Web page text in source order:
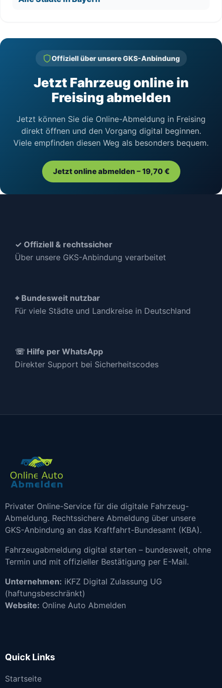
Offiziell über unsere GKS-Anbindung
Jetzt Fahrzeug online in
Freising abmelden
Jetzt können Sie die Online-Abmeldung in Freising
direkt öffnen und den Vorgang digital beginnen.
Viele empfinden diesen Weg als besonders bequem.
Jetzt online abmelden – 19,70 €
✓ Offiziell & rechtssicher
Über unsere GKS-Anbindung verarbeitet
⌖ Bundesweit nutzbar
Für viele Städte und Landkreise in Deutschland
☏ Hilfe per WhatsApp
Direkter Support bei Sicherheitscodes
Privater Online-Service für die digitale Fahrzeug-
Abmeldung. Rechtssichere Abmeldung über unsere
GKS-Anbindung an das Kraftfahrt-Bundesamt (KBA).
Fahrzeugabmeldung digital starten – bundesweit, ohne
Termin und mit offizieller Bestätigung per E-Mail.
Unternehmen: iKFZ Digital Zulassung UG
(haftungsbeschränkt)
Website: Online Auto Abmelden
Quick Links
Startseite